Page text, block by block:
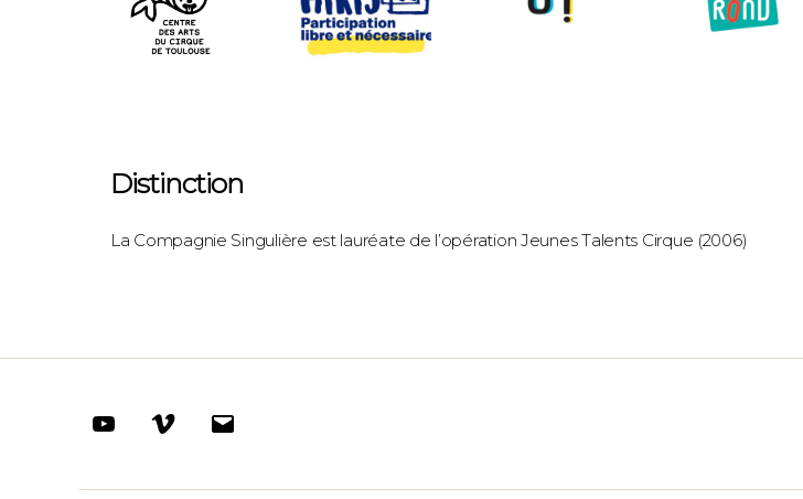
Distinction
La Compagnie Singulière est lauréate de l’opération Jeunes Talents Cirque (2006)
YoutubeVimeoE-